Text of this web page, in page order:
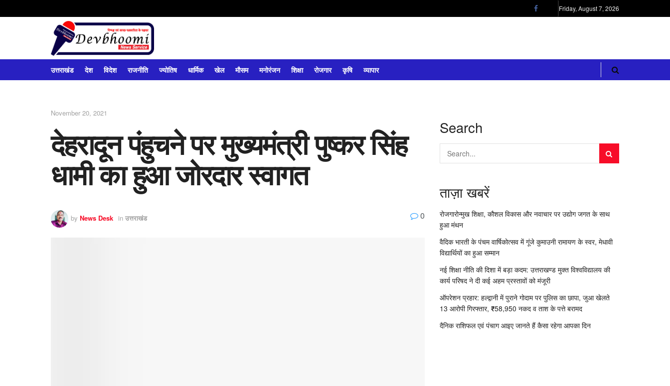
Friday, August 7, 2026
उत्तराखंड देश विदेश राजनीति ज्योतिष धार्मिक खेल मौसम मनोरंजन शिक्षा रोजगार कृषि व्यापार
November 20, 2021
देहरादून पंहुचने पर मुख्यमंत्री पुष्कर सिंह
धामी का हुआ जोरदार स्वागत
by News Desk in उत्तराखंड 0
Search
ताज़ा खबरें
रोजगारोन्मुख शिक्षा, कौशल विकास और नवाचार पर उद्योग जगत के साथ
हुआ मंथन
वैदिक भारती के पंचम वार्षिकोत्सव में गूंजे कुमाउनी रामायण के स्वर, मेधावी
विद्यार्थियों का हुआ सम्मान
नई शिक्षा नीति की दिशा में बड़ा कदम: उत्तराखण्ड मुक्त विश्वविद्यालय की
कार्य परिषद ने दी कई अहम प्रस्तावों को मंजूरी
ऑपरेशन प्रहार: हल्द्वानी में पुराने गोदाम पर पुलिस का छापा, जुआ खेलते
13 आरोपी गिरफ्तार, ₹58,950 नकद व ताश के पत्ते बरामद
दैनिक राशिफल एवं पंचाग आइए जानते हैं कैसा रहेगा आपका दिन